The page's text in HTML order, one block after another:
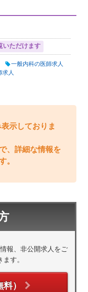
いただけます
一般内科の医師求人
求人
示しておりま
、詳細な情報を
。
報、非公開求人をご
す。
）